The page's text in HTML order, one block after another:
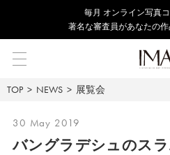
毎⽉ オンライン写真
著名な審査員があなたの
TOP NEWS 展覧会
30 May 2019
バングラデシュのス